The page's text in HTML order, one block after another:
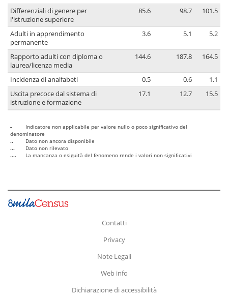
Differenziali di genere per
l'istruzione superiore
85.6 98.7 101.5
Adulti in apprendimento
permanente
3.6 5.1 5.2
Rapporto adulti con diploma o
laurea/licenza media
144.6 187.8 164.5
Incidenza di analfabeti 0.5 0.6
1.1
Uscita precoce dal sistema di
istruzione e formazione
17.1 12.7 15.5
-
Indicatore non applicabile per valore nullo o poco significativo del
denominatore
..
Dato non ancora disponibile
...
Dato non rilevato
....
La mancanza o esiguità del fenomeno rende i valori non significativi
Contatti
Privacy
Note Legali
Web info
Dichiarazione di accessibilità